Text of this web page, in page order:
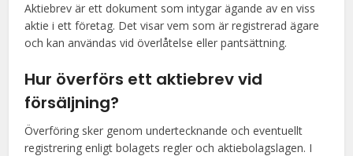
Aktiebrev är ett dokument som intygar ägande av en viss
aktie i ett företag. Det visar vem som är registrerad ägare
och kan användas vid överlåtelse eller pantsättning.
Hur överförs ett aktiebrev vid
försäljning?
Överföring sker genom undertecknande och eventuellt
registrering enligt bolagets regler och aktiebolagslagen. I